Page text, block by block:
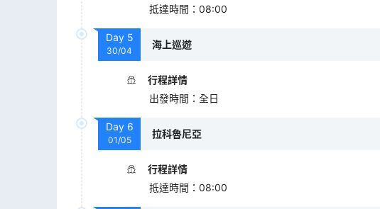
抵達時間 ： 08:00
Day 5
30/04
海上巡遊
行程詳情
出發時間 ： 全日
Day 6
01/05
拉科魯尼亞
行程詳情
抵達時間 ： 08:00